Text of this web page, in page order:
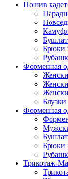
Пошив
Брюки
Форменная
Форменная
Брюки
Трикотаж-